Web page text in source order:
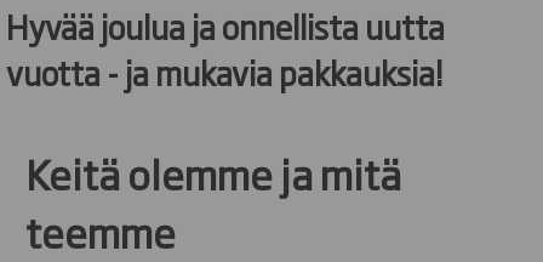
Hyvää joulua ja onnellista uutta
vuotta - ja mukavia pakkauksia!
Keitä olemme ja mitä
teemme